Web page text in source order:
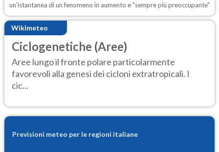
un'istantanea di un fenomeno in aumento e "sempre più preoccupante"
Wikimeteo
Ciclogenetiche (Aree)
Aree lungo il fronte polare particolarmente
favorevoli alla genesi dei cicloni extratropicali. I
cic...
Previsioni meteo per le regioni italiane